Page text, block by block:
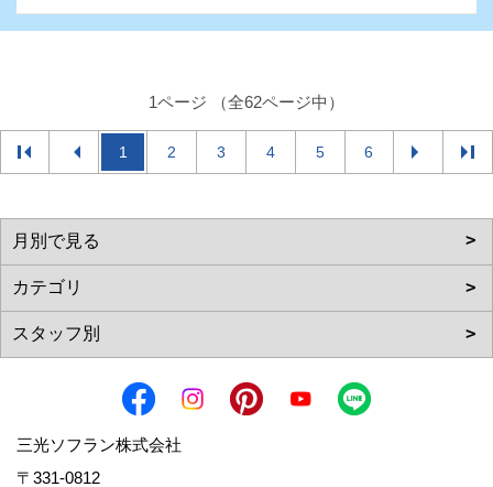
1ページ （全62ページ中）
1 2 3 4 5 6
三光ソフラン株式会社
〒331-0812